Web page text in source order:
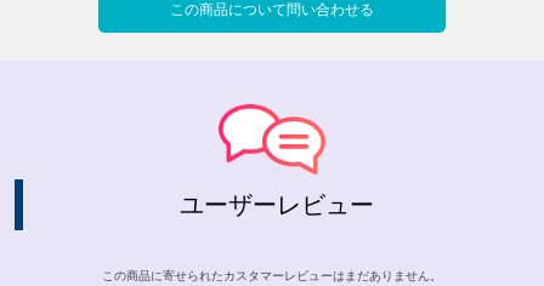
この商品について問い合わせる
ユーザーレビュー
この商品に寄せられたカスタマーレビューはまだありません。